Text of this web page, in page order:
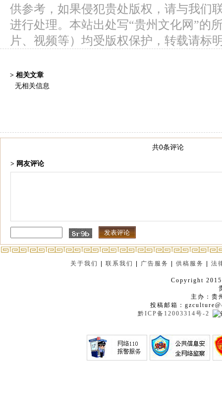
供参考，如果侵犯贵处版权，请与我们
进行处理。本站出处写“贵州文化网”的
片、视频等）均受版权保护，转载请标
> 相关文章
无相关信息
共0条评论
> 网友评论
关于我们 |联系我们 广告服务 |供稿服务 |法
Copyright
主办：贵
投稿邮箱：
黔ICP备12003314号-2